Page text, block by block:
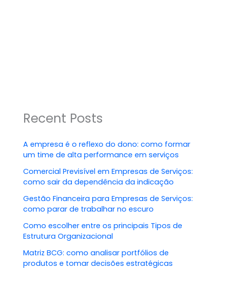
Recent Posts
A empresa é o reflexo do dono: como formar
um time de alta performance em serviços
Comercial Previsível em Empresas de Serviços:
como sair da dependência da indicação
Gestão Financeira para Empresas de Serviços:
como parar de trabalhar no escuro
Como escolher entre os principais Tipos de
Estrutura Organizacional
Matriz BCG: como analisar portfólios de
produtos e tomar decisões estratégicas